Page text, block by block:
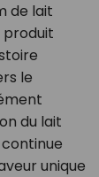
de lait
le
du lait
unique